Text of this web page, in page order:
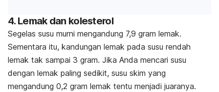
4. Lemak dan kolesterol
Segelas susu murni mengandung 7,9 gram lemak.
Sementara itu, kandungan lemak pada susu rendah
lemak tak sampai 3 gram. Jika Anda mencari susu
dengan lemak paling sedikit, susu skim yang
mengandung 0,2 gram lemak tentu menjadi juaranya.